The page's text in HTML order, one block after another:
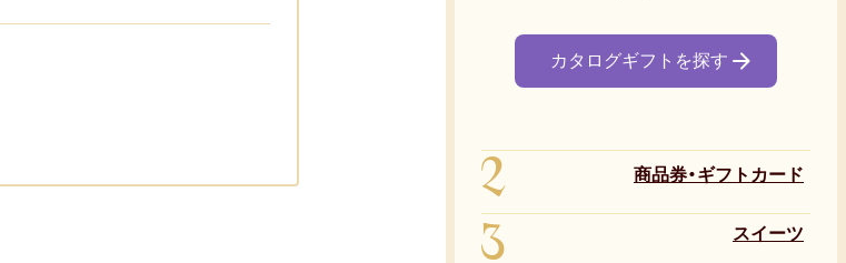
カタログギフトを探す
2 商品券・ギフトカード
3 スイーツ